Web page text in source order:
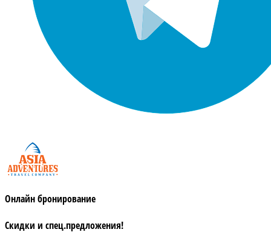
Онлайн бронирование
Скидки и спец.предложения!